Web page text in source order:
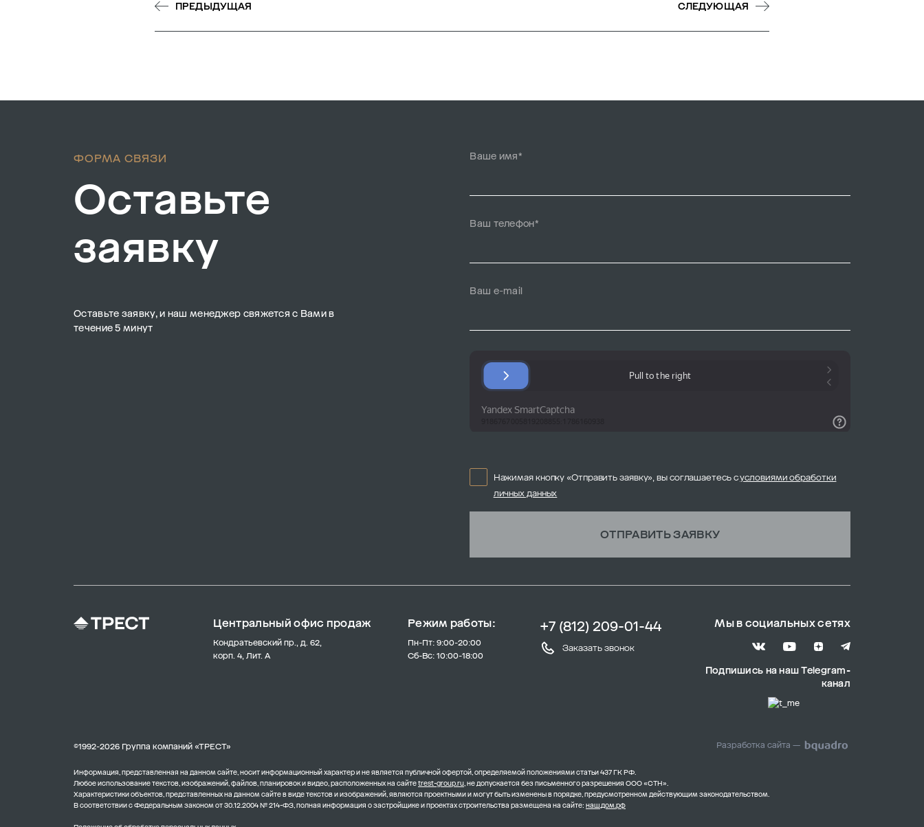
ПРЕДЫДУЩАЯ СЛЕДУЮЩАЯ
ФОРМА СВЯЗИ
Оставьте
заявку
Оставьте заявку, и наш менеджер свяжется с Вами в
течение 5 минут
Ваше имя*
Ваш телефон*
Ваш e-mail
Нажимая кнопку «Отправить заявку», вы соглашаетесь сусловиями обработки
личных данных
ОТПРАВИТЬ ЗАЯВКУ
Центральный офис продаж
Кондратьевский пр., д. 62,
корп. 4, Лит. А
Режим работы:
Пн-Пт: 9:00-20:00
Сб-Вс: 10:00-18:00
+7 (812) 209-01-44
Заказать звонок
Мы в социальных сетях
Подпишись на наш Telegram-
канал
©1992-2026 Группа компаний «ТРЕСТ» Разработка сайта —
Информация, представленная на данном сайте, носит информационный характер и не является публичной офертой, определяемой положениями статьи 437 ГК РФ.
Любое использование текстов, изображений, файлов, планировок и видео, расположенных на сайтеtrest-group.ru, не допускается без письменного разрешения ООО «СТН».
Характеристики объектов, представленных на данном сайте в виде текстов и изображений, являются проектными и могут быть изменены в порядке, предусмотренном действующим законодательством.
В соответствии с Федеральным законом от 30.12.2004 № 214-ФЗ, полная информация о застройщике и проектах строительства размещена на сайте: наш.дом.рф